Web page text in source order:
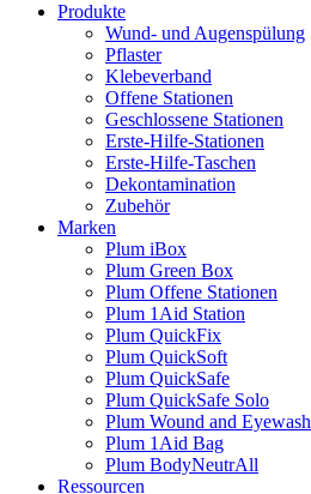
Produkte
Wund- und Augenspülung
Pflaster
Klebeverband
Offene Stationen
Geschlossene Stationen
Erste-Hilfe-Stationen
Erste-Hilfe-Taschen
Dekontamination
Zubehör
Marken
Plum iBox
Plum Green Box
Plum Offene Stationen
Plum 1Aid Station
Plum QuickFix
Plum QuickSoft
Plum QuickSafe
Plum QuickSafe Solo
Plum Wound and Eyewash
Plum 1Aid Bag
Plum BodyNeutrAll
Ressourcen